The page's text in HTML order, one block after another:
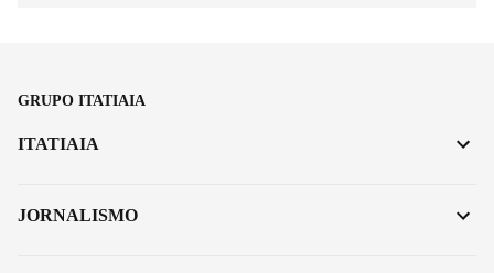
GRUPO ITATIAIA
ITATIAIA
JORNALISMO